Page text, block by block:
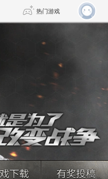
热门游戏
诛仙世界 新仙侠5